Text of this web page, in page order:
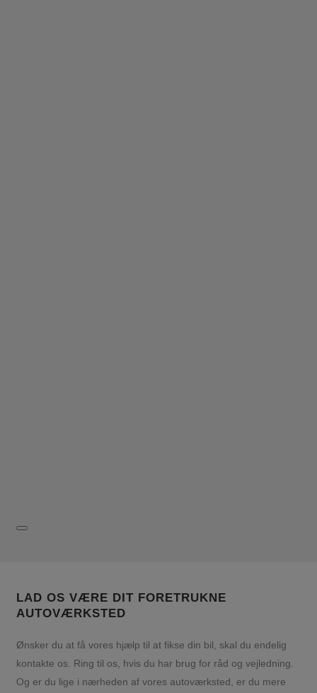
LAD OS VÆRE DIT FORETRUKNE
AUTOVÆRKSTED
Ønsker du at få vores hjælp til at fikse din bil, skal du endelig
kontakte os. Ring til os, hvis du har brug for råd og vejledning.
Og er du lige i nærheden af vores autoværksted, er du mere